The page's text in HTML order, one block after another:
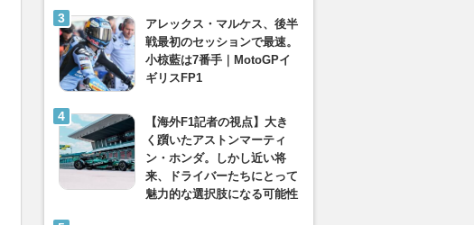
アレックス・マルケス、後半
戦最初のセッションで最速。
小椋藍は7番手｜MotoGPイ
ギリスFP1
【海外F1記者の視点】大き
く躓いたアストンマーティ
ン・ホンダ。しかし近い将
来、ドライバーたちにとって
魅力的な選択肢になる可能性